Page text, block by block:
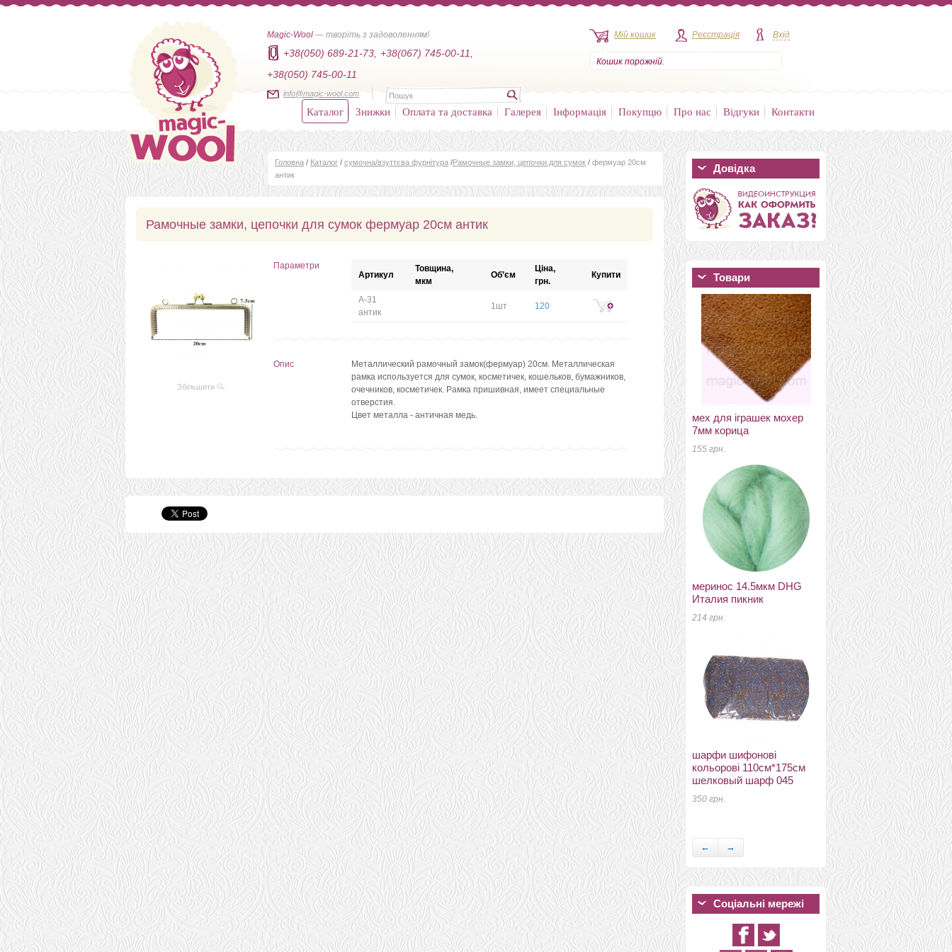
Magic-Wool — творіть з задоволенням!
+38(050) 689-21-73,
+38(067) 745-00-11,
+38(050) 745-00-11
info@magic-wool.com
Мій кошик
Кошик порожній.
Реєстрація Вхід
Каталог Знижки Оплата та доставка Галерея Інформація Покупцю Про нас Відгуки Контакти
Довідка
Товари
мех для іграшек мохер
7мм корица
155 грн.
меринос 14.5мкм DHG
Италия пикник
214 грн.
шарфи шифонові
кольорові 110см*175см
шелковый шарф 045
350 грн.
меринос 18-19мкм DHG
Італія вечір
55 грн.
натуральний шовк 100%
кольоровий шелк понже
4.5 оливковый
40 грн.
Рамочные замки, цепочки
для сумок рамочный
замок с ручкой 20см
темный никель
178 грн.
← →
Соціальні мережі
Головна / Каталог / сумочна/взуттєва фурнітура /Рамочные замки, цепочки для сумок / фермуар 20см
антик
Рамочные замки, цепочки для сумок фермуар 20см антик
Збільшити
Параметри
Артикул
Товщина,
мкм
Об’єм
Ціна,
грн.
Купити
А-31
антик
1шт 120
Опис
Металлический рамочный замок(фермуар) 20см. Металлическая
рамка используется для сумок, косметичек, кошельков, бумажников,
очечников, косметичек. Рамка пришивная, имеет специальные
отверстия.
Цвет металла - античная медь.